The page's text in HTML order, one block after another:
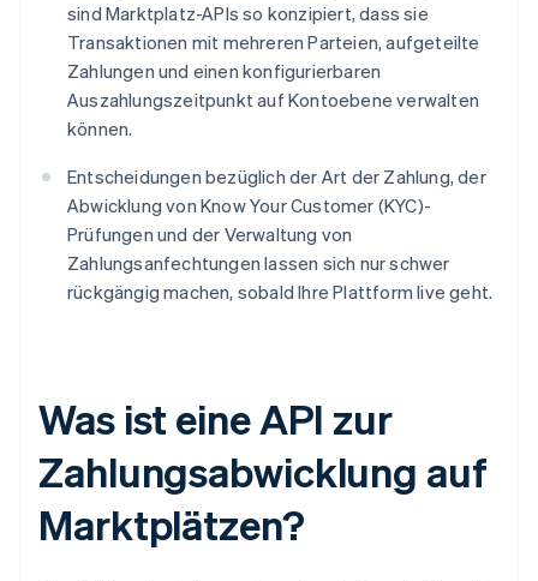
sind Marktplatz-APIs so konzipiert, dass sie
Transaktionen mit mehreren Parteien, aufgeteilte
Zahlungen und einen konfigurierbaren
Auszahlungszeitpunkt auf Kontoebene verwalten
können.
Entscheidungen bezüglich der Art der Zahlung, der
Abwicklung von Know Your Customer (KYC)-
Prüfungen und der Verwaltung von
Zahlungsanfechtungen lassen sich nur schwer
rückgängig machen, sobald Ihre Plattform live geht.
Was ist eine API zur
Zahlungsabwicklung auf
Marktplätzen?